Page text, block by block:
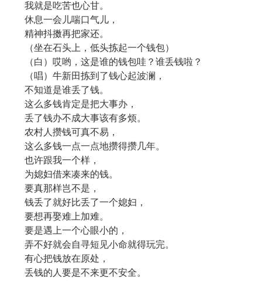
我就是吃苦也心甘。
休息一会儿喘口气儿，
精神抖擞再把家还。
（坐在石头上，低头拣起一个钱包）
（白）哎哟，这是谁的钱包哇？谁丢钱啦？
（唱）牛新田拣到了钱心起波澜，
不知道是谁丢了钱。
这么多钱肯定是把大事办，
丢了钱办不成大事该有多烦。
农村人攒钱可真不易，
这么多钱一点一点地攒得攒几年。
也许跟我一个样，
为媳妇借来凑来的钱。
要真那样岂不是，
钱丢了就好比丢了一个媳妇，
要想再娶难上加难。
要是遇上一个心眼小的，
弄不好就会自寻短见小命就得玩完。
有心把钱放在原处，
丢钱的人要是不来更不安全。